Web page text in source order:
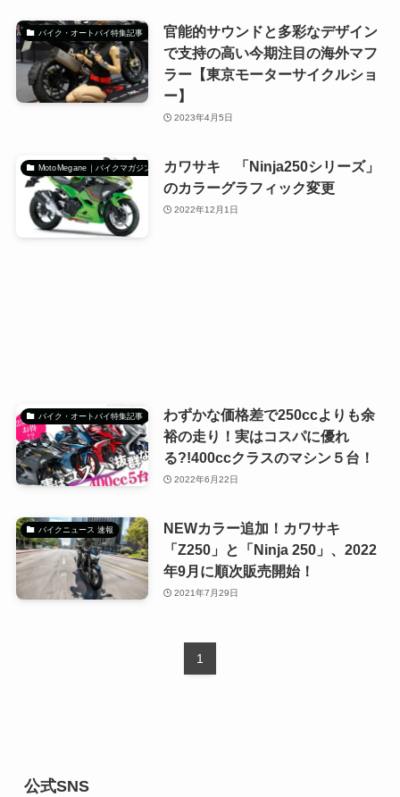
バイク・オートバイ特集記事
官能的サウンドと多彩なデザイン
で支持の高い今期注目の海外マフ
ラー【東京モーターサイクルショ
ー】
2023年4月5日
MotoMegane｜バイクマガジン
カワサキ 「Ninja250シリーズ」
のカラーグラフィック変更
2022年12月1日
バイク・オートバイ特集記事
わずかな価格差で250ccよりも余
裕の走り！実はコスパに優れ
る?!400ccクラスのマシン５台！
2022年6月22日
バイクニュース 速報
NEWカラー追加！カワサキ
「Z250」と「Ninja 250」、2022
年9月に順次販売開始！
2021年7月29日
1
公式SNS